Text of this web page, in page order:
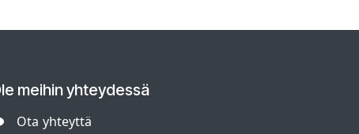
meihin yhteydessä
Ota yhteyttä